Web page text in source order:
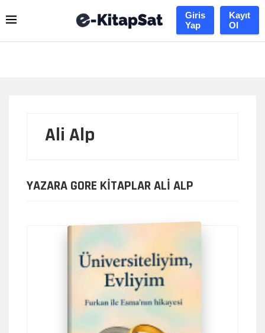
Giris
Yap
Kayıt
Ol
Ali Alp
YAZARA GORE KITAPLAR ALI ALP